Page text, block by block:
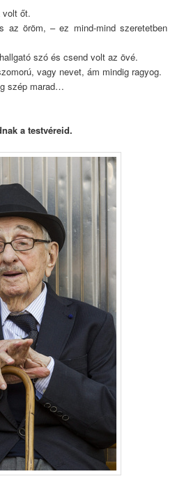
volt őt.
az öröm, – ez mind-mind szeretetben
szó és csend volt az övé.
vagy nevet, ám mindig ragyog.
szép marad…
a testvéreid.